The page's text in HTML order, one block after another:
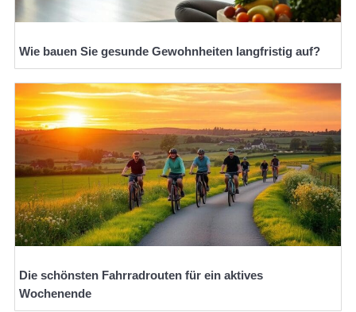
Wie bauen Sie gesunde Gewohnheiten langfristig auf?
Die schönsten Fahrradrouten für ein aktives
Wochenende